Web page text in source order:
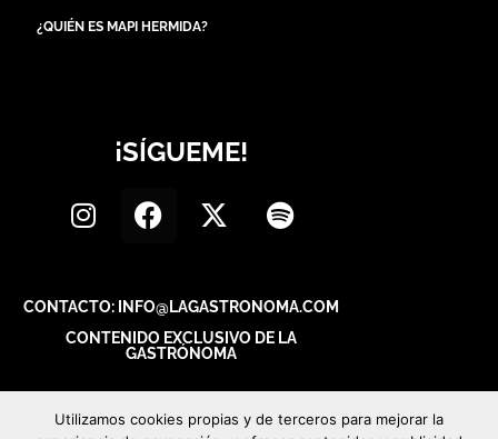
¿QUIÉN ES MAPI HERMIDA?
¡SÍGUEME!
CONTACTO: INFO@LAGASTRONOMA.COM
CONTENIDO EXCLUSIVO DE LA
GASTRÓNOMA
Utilizamos cookies propias y de terceros para mejorar la